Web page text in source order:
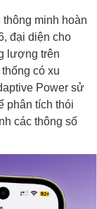
minh hoàn
đại diện cho
lượng trên
có xu
Power sử
phân tích thói
các thông số